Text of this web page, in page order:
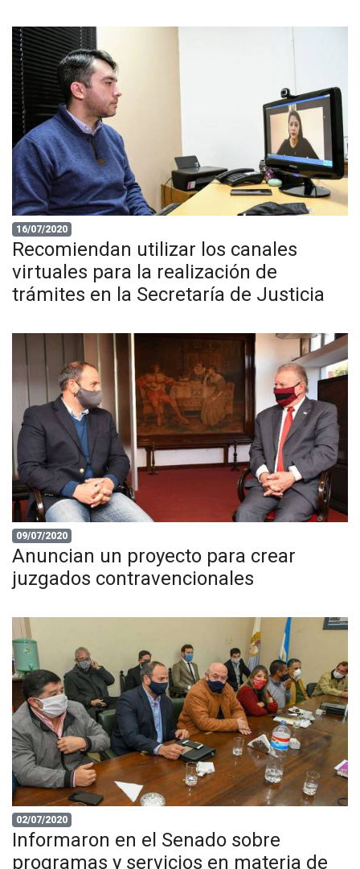
16/07/2020
Recomiendan utilizar los canales
virtuales para la realización de
trámites en la Secretaría de Justicia
09/07/2020
Anuncian un proyecto para crear
juzgados contravencionales
02/07/2020
Informaron en el Senado sobre
programas y servicios en materia de